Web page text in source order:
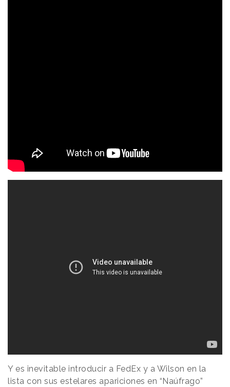
Y es inevitable introducir a FedEx y a Wilson en la
lista con sus estelares apariciones en “Naúfrago”